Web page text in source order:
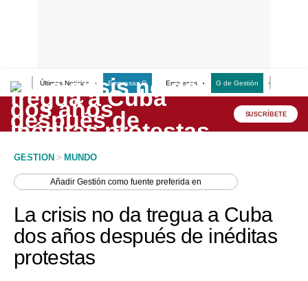
Últimas Noticias Empresas G Empresas G de Gestión
Lo último
Peru Quiosco
Economía
Mercados
SUSCRÍBETE
GESTION > MUNDO
AñadirGestión como fuente preferida en
La crisis no da tregua a Cuba
dos años después de inéditas
protestas